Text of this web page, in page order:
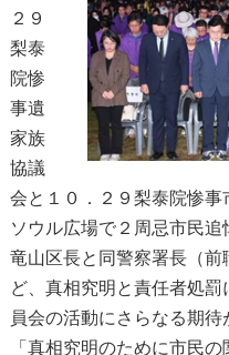
２９
梨泰
院惨
事遺
家族
協議
会と１０．２９梨泰院惨事
ソウル広場で２周忌市民
竜山区長と同警察署長（
ど、真相究明と責任者処
員会の活動にさらなる期
「真相究明のために市民